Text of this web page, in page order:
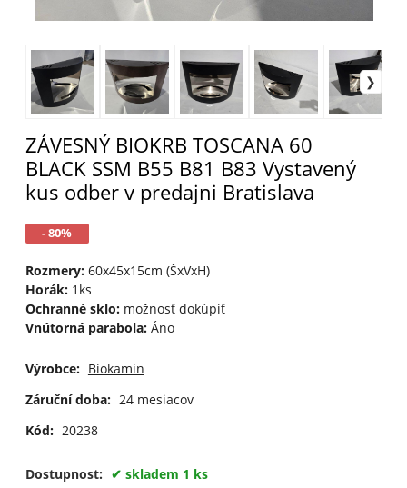
ZÁVESNÝ BIOKRB TOSCANA 60
BLACK SSM B55 B81 B83 Vystavený
kus odber v predajni Bratislava
- 80%
Rozmery:60x45x15cm (ŠxVxH)
Horák: 1ks
Ochranné sklo:možnosť dokúpiť
Vnútorná parabola:Áno
Výrobce: Biokamin
Záruční doba: 24 mesiacov
Kód: 20238
Dostupnost: skladem 1 ks